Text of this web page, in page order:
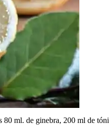
ml. de ginebra, 200 ml de